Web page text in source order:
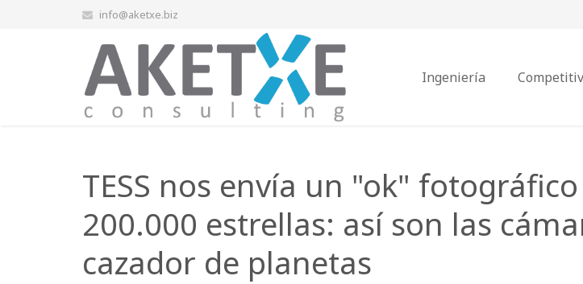
info@aketxe.biz
Ingeniería
TESS nos envía un "ok"
200.000 estrellas: así son las
cazador de planetas